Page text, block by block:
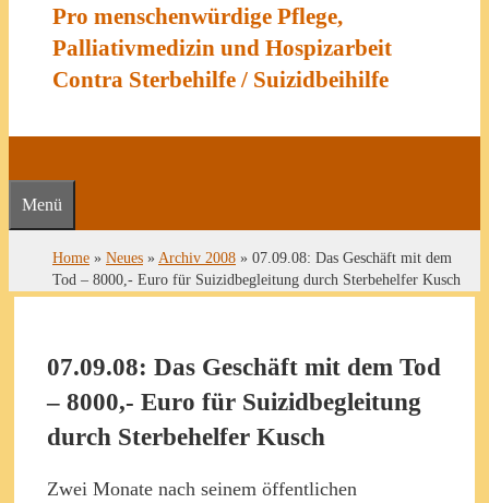
Pro menschenwürdige Pflege,
Palliativmedizin und Hospizarbeit
Contra Sterbehilfe / Suizidbeihilfe
Menü
Home » Neues » Archiv 2008 » 07.09.08: Das Geschäft mit dem
Tod – 8000,- Euro für Suizidbegleitung durch Sterbehelfer Kusch
07.09.08: Das Geschäft mit dem Tod
– 8000,- Euro für Suizidbegleitung
durch Sterbehelfer Kusch
Zwei Monate nach seinem öffentlichen